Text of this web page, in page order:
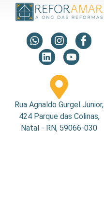
Rua Agnaldo Gurgel Junior,
424 Parque das Colinas,
Natal - RN, 59066-030